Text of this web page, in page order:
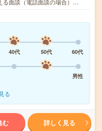
る面談（電話面談の場合）…
40代 50代
60代
男性
る
む 詳しく見る